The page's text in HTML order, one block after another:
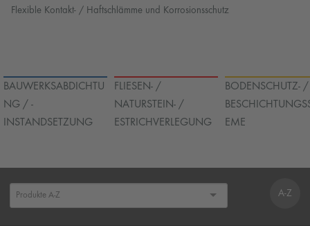
Flexible Kontakt- / Haftschlämme und Korrosionsschutz
BAUWERKSABDICHTU
NG / -
INSTANDSETZUNG
FLIESEN- /
NATURSTEIN- /
ESTRICHVERLEGUNG
BODENSCHUTZ- /
EME
A-Z